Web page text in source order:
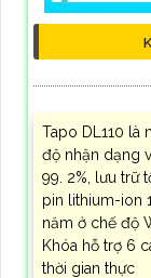
Tapo DL110 là
độ nhận dạng
99. 2%, lưu trữ
pin lithium-ion
năm ở chế độ
Khóa hỗ trợ 6
thời gian thực